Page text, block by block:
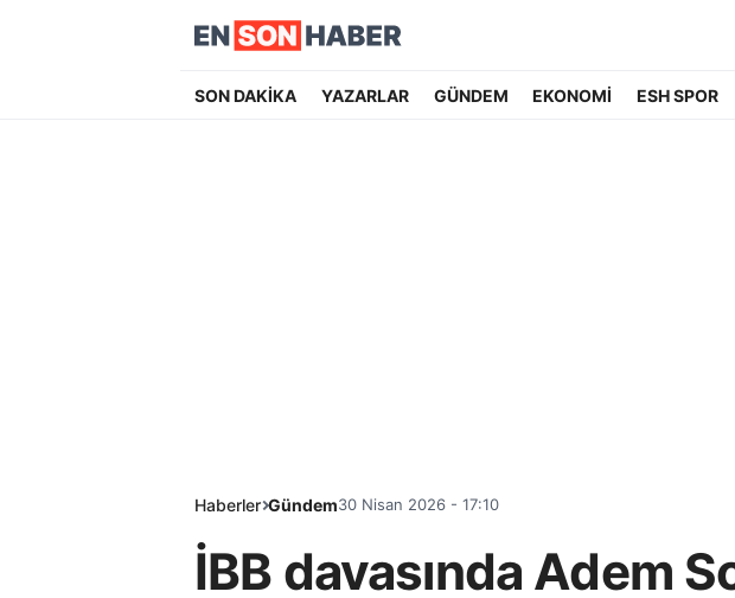
SON DAKİKA YAZARLAR GÜNDEM EKONOMİ ESH SPOR
Haberler Gündem30 Nisan 2026 - 17:10
İBB davasında Adem